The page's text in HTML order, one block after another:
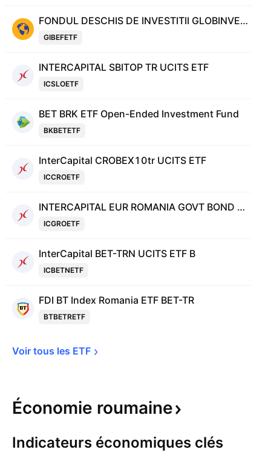
FONDUL DESCHIS DE INVESTITII GLOBINVEST ENERGY&FINANCIALS ETF
GIBEFETF
INTERCAPITAL SBITOP TR UCITS ETF
ICSLOETF
BET BRK ETF Open-Ended Investment Fund
BKBETETF
InterCapital CROBEX10tr UCITS ETF
ICCROETF
INTERCAPITAL EUR ROMANIA GOVT BOND 5-10YR UCITS ETF
ICGROETF
InterCapital BET-TRN UCITS ETF B
ICBETNETF
FDI BT Index Romania ETF BET-TR
BTBETRETF
Voir tous les ETF
Économie roumaine
Indicateurs économiques clés